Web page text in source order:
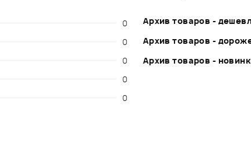
0
0
0
0
0
Архив товаров -
Архив товаров -
Архив товаров -